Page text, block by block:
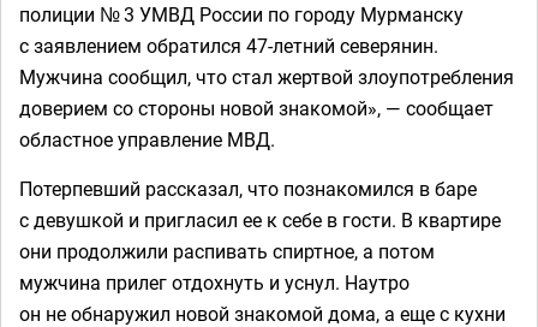
полиции № 3 УМВД России по городу Мурманску
с заявлением обратился 47-летний северянин.
Мужчина сообщил, что стал жертвой злоупотребления
доверием со стороны новой знакомой», — сообщает
областное управление МВД.
Потерпевший рассказал, что познакомился в баре
с девушкой и пригласил ее к себе в гости. В квартире
они продолжили распивать спиртное, а потом
мужчина прилег отдохнуть и уснул. Наутро
он не обнаружил новой знакомой дома, а еще с кухни